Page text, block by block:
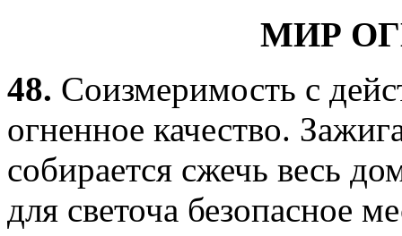
МИР
48. Соизмеримость с
огненное качество.
собирается сжечь весь
для светоча безопасное